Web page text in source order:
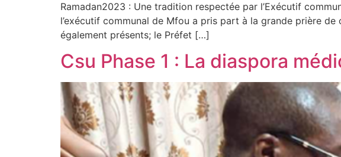
Ramadan2023 : Une tradition respectée par l’Exécutif
l’exécutif communal de Mfou a pris part à la grande prière
également présents; le Préfet […]
Csu Phase 1 : La diaspora